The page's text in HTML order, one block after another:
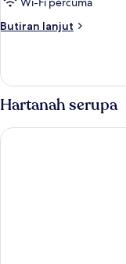
Butiran lanjut
Butiran
Villa
Hartanah serupa
Hotel Casa del Parque